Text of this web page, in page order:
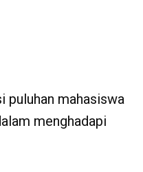
puluhan mahasiswa
menghadapi